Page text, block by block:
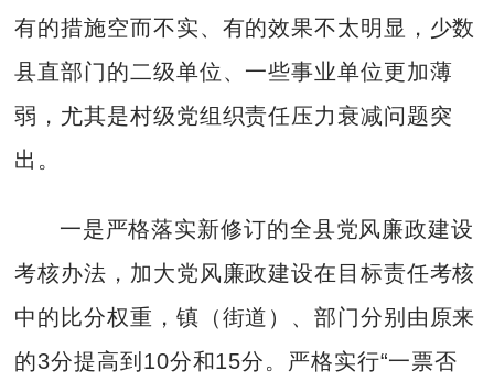
有的措施空而不实、有的效果不太明显，少数
县直部门的二级单位、一些事业单位更加薄
弱，尤其是村级党组织责任压力衰减问题突
出。
一是严格落实新修订的全县党风廉政建设
考核办法，加大党风廉政建设在目标责任考核
中的比分权重，镇（街道）、部门分别由原来
的3分提高到10分和15分。严格实行“一票否